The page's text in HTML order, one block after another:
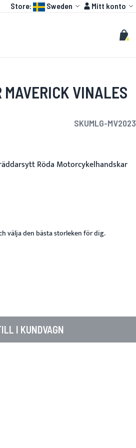
Language:
Store: Sweden Konto
Mitt konto
Sök
Sök
Min
MAVERICK VINALES
SKUMLG-MV2023
Röda Motorcykelhandskar
välja den bästa storleken för dig.
I KUNDVAGN